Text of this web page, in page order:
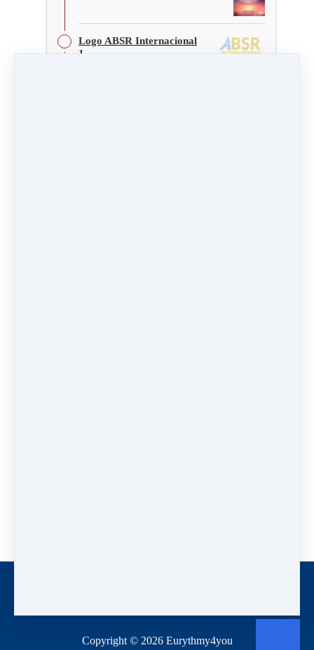
Logo ABSR Internacional
1
Copyright © 2026 Eurythmy4you